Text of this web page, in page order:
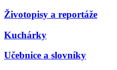
Životopisy a reportáže
Kuchárky
Učebnice a slovníky